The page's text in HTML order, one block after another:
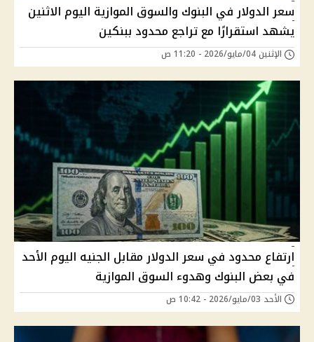
سعر الدولار في البنوك والسوق الموازية اليوم الاثنين
يشهد استقرارًا مع تراجع محدود ببنكين
الإثنين 04/مايو/2026 - 11:20 ص
ارتفاع محدود في سعر الدولار مقابل الجنيه اليوم الأحد
في بعض البنوك وهدوء السوق الموازية
الأحد 03/مايو/2026 - 10:42 ص